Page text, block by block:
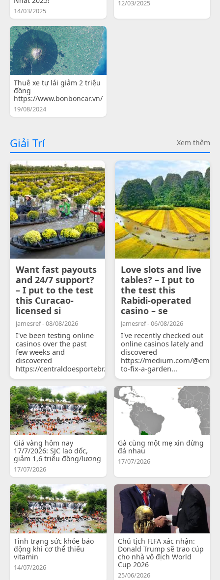
14/03/2025
12/03/2025
Thuê xe tự lái giảm 2 triệu
đồng
https://www.bonboncar.vn/
19/08/2024
Giải Trí Xem thêm
Want fast payouts
and 24/7 support?
– I put to the test
this Curacao-
licensed si
Jamesref - 08/08/2026
I've been testing online
casinos over the past
few weeks and
discovered
https://centraldoesportebr.substack.com/p/cucure...
Love slots and live
tables? – I put to
the test this
Rabidi-operated
casino – se
Jamesref - 06/08/2026
I've recently checked out
online casinos lately and
discovered
https://medium.com/
to-fix-a-garden...
Giá vàng hôm nay
17/7/2026: SJC lao dốc,
giảm 1,6 triệu đồng/lượng
17/07/2026
Gà cùng một mẹ xin đừng
đá nhau
17/07/2026
Tình trạng sức khỏe báo
động khi cơ thể thiếu
vitamin
14/07/2026
Chủ tịch FIFA xác nhận:
Donald Trump sẽ trao cúp
cho nhà vô địch World
Cup 2026
25/06/2026